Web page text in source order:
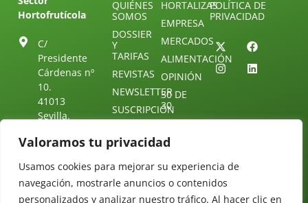
Valoramos tu privacidad
Usamos cookies para mejorar su experiencia de
navegación, mostrarle anuncios o contenidos
personalizados y analizar nuestro tráfico. Al hacer clic en
Hortofrutícola
C/
Presidente
Cárdenas nº
10.
41013
Sevilla.
Tel: (+34) 954
25 88 51
redaccion@revistamercados.com
QUIÉNES
SOMOS
DOSSIER
Y
TARIFAS
REVISTAS
NEWSLETTER
SUSCRIPCIÓN
NUESTRO
TELEGRAM
CONTACTO
HORTALIZAS
EMPRESA
MERCADOS
ALIMENTACIÓN
OPINIÓN
30 DE
30
DIRECTORIO
POLÍTICA DE
PRIVACIDAD